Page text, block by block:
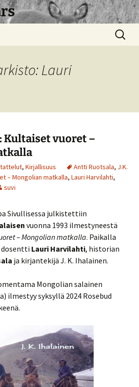
Haku:
Lauri
Kultaiset vuoret –
, Kirjallisuus Antti Ruotsala, J.K.
– Mongolian matkalla, Lauri Harvilahti,
suvi
Sivullisessa julkistettiin
vuonna 1993 ilmestyneestä
– Mongolian matkalla. Paikalla
Lauri Harvilahti, historian
ja kirjantekijä J. K. Ihalainen.
Mongolian salainen
ilmestyy syksyllä 2024 Rosebud